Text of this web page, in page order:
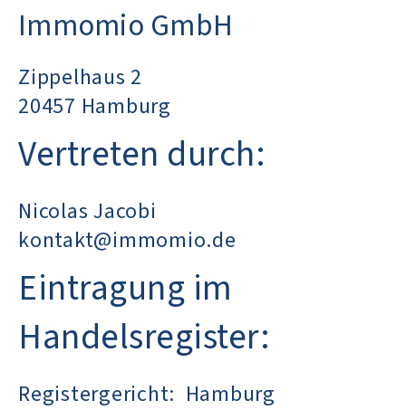
Immomio GmbH
Zippelhaus 2
20457 Hamburg
Vertreten durch:
Nicolas Jacobi
kontakt@immomio.de
Eintragung im
Handelsregister:
Registergericht: Hamburg